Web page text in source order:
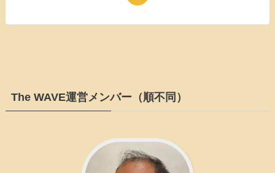
The WAVE運営メンバー（順不同）